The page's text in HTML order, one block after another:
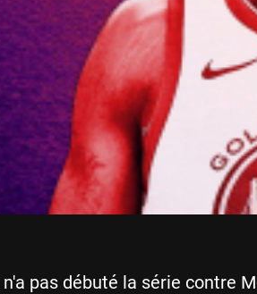
n'a pas débuté la série contre